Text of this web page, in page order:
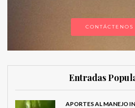
CONTÁCTENOS
Entradas
APORTES AL MANEJO